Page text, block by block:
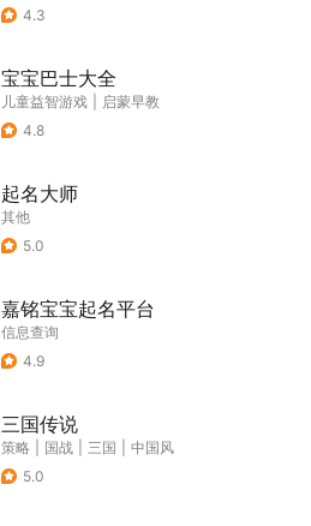
4.3
宝宝巴士大全
儿童益智游戏
启蒙早教
4.8
起名大师
其他
5.0
嘉铭宝宝起名平台
信息查询
4.9
三国传说
策略 国战 三国
中国风
5.0